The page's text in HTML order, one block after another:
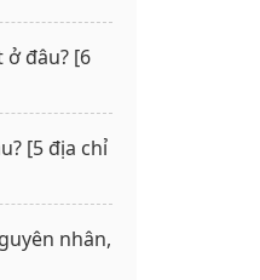
đâu? [6
[5 địa chỉ
nhân,